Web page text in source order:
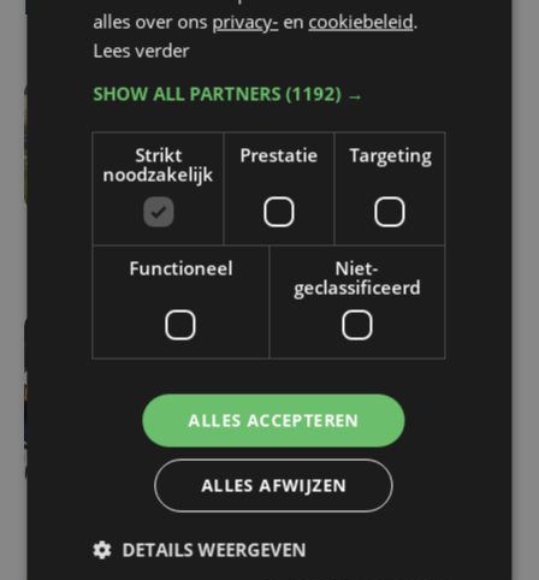
Lees ook
Zulte Waregem start
"Waarom zou ik onze
Vaneeckhoutte en Milan
Donie zetten stap naar
profpeloton bij Lotto-
Intermarché
alles over ons privacy- en cookiebeleid.
Lees verder
SHOW ALL PARTNERS(1192) →
Strikt
noodzakelijk
Prestatie Targeting
Functioneel
Niet-
geclassificeerd
ALLES ACCEPTEREN
ALLES AFWIJZEN
DETAILS WEERGEVEN